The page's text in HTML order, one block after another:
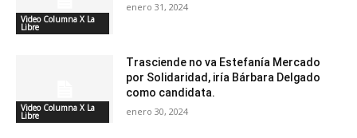
Video Columna X La
Libre
enero 31, 2024
Video Columna X La
Libre
Trasciende no va Estefanía Mercado
por Solidaridad, iría Bárbara Delgado
como candidata.
enero 30, 2024